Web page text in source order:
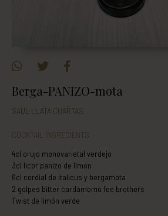
Berga-PANIZO-mota
SAUL LLATA CUARTAS
COCKTAIL INGREDIENTS
4cl orujo monovarietal verdejo
3cl licor panizo de limon
6cl cordial de italicus y bergamota
2 golpes bitter cardamomo fee brothers
Twist de limón verde